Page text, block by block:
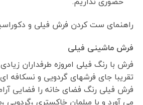
راهنمای ست کردن فرش فیلی و
فرش ماشینی فیلی
فرش با رنگ فیلی امروزه طرفداران
تقریبا جای فرشهای گردویی و نسکافه
فرش فیلی رنگ فضای خانه را فضایی
می آورد و با مبلمان خاکستری